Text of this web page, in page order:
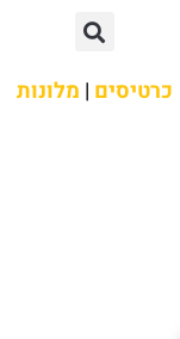
כרטיסים | מלונות